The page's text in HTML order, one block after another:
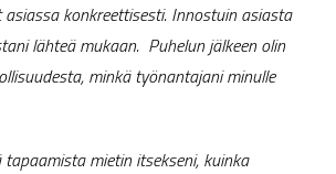
konkreettisesti. Innostuin asiasta
lähteä mukaan. Puhelun jälkeen olin
minkä työnantajani minulle
tapaamista mietin itsekseni, kuinka